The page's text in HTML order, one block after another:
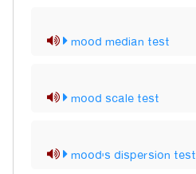
mood median test
mood scale test
mood's dispersion test